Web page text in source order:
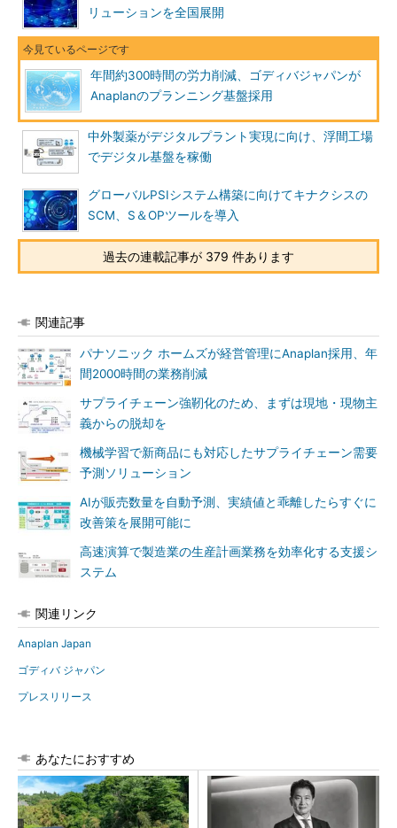
リューションを全国展開
年間約300時間の労力削減、ゴディバジャパンが
Anaplanのプランニング基盤採用
中外製薬がデジタルプラント実現に向け、浮間工場
でデジタル基盤を稼働
グローバルPSIシステム構築に向けてキナクシスの
SCM、S＆OPツールを導入
過去の連載記事が 379 件あります
関連記事
パナソニック ホームズが経営管理にAnaplan採用、年
間2000時間の業務削減
サプライチェーン強靭化のため、まずは現地・現物主
義からの脱却を
機械学習で新商品にも対応したサプライチェーン需要
予測ソリューション
AIが販売数量を自動予測、実績値と乖離したらすぐに
改善策を展開可能に
高速演算で製造業の生産計画業務を効率化する支援シ
ステム
関連リンク
Anaplan Japan
ゴディバ ジャパン
プレスリリース
あなたにおすすめ